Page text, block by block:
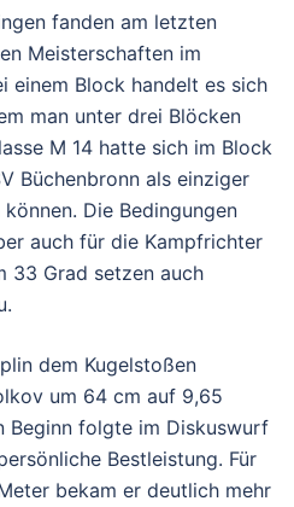
fanden am letzten
Meisterschaften im
einem Block handelt es sich
man unter drei Blöcken
M 14 hatte sich im Block
Büchenbronn als einziger
Die Bedingungen
auch für die Kampfrichter
33 Grad setzen auch
dem Kugelstoßen
um 64 cm auf 9,65
Beginn folgte im Diskuswurf
Bestleistung. Für
bekam er deutlich mehr